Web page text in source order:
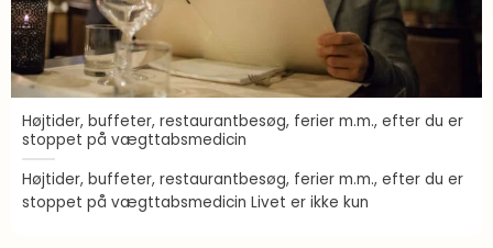
Højtider, buffeter, restaurantbesøg, ferier m.m., efter du er
stoppet på vægttabsmedicin
Højtider, buffeter, restaurantbesøg, ferier m.m., efter du er
stoppet på vægttabsmedicin Livet er ikke kun